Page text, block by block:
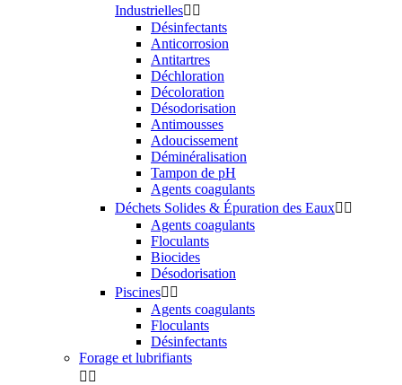
Industrielles 
Désinfectants
Anticorrosion
Antitartres
Déchloration
Décoloration
Désodorisation
Antimousses
Adoucissement
Déminéralisation
Tampon de pH
Agents coagulants
Déchets Solides & Épuration des Eaux 
Agents coagulants
Floculants
Biocides
Désodorisation
Piscines 
Agents coagulants
Floculants
Désinfectants
Forage et lubrifiants
 